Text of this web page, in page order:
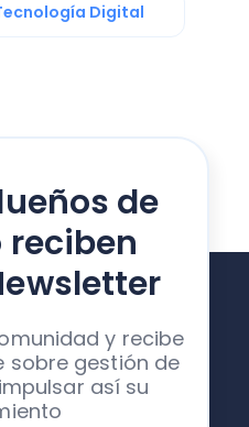
Digital
de
reciben
y recibe
sobre gestión de
así su